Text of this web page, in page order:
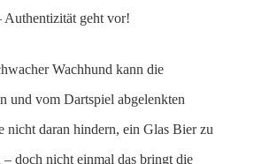
Authentizität geht vor!
Wachhund kann die
und vom Dartspiel abgelenkten
nicht daran hindern, ein Glas Bier zu
– doch nicht einmal das bringt die